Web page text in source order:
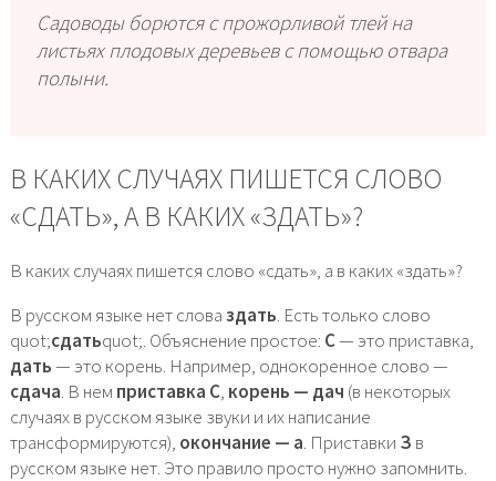
Садоводы борют­ся с про­жор­ли­вой тлей на
листьях пло­до­вых дере­вьев с помо­щью отва­ра
полы­ни.
В КАКИХ СЛУЧАЯХ ПИШЕТСЯ СЛОВО
«СДАТЬ», А В КАКИХ «ЗДАТЬ»?
В каких случаях пишется слово «сдать», а в каких «здать»?
В русском языке нет словаздать. Есть только слово
quot;сдатьquot;. Объяснение простое: С— это приставка,
дать— это корень. Например, однокоренное слово —
сдача. В нем приставка С, корень — дач (в некоторых
случаях в русском языке звуки и их написание
трансформируются), окончание — а. Приставки З в
русском языке нет. Это правило просто нужно запомнить.